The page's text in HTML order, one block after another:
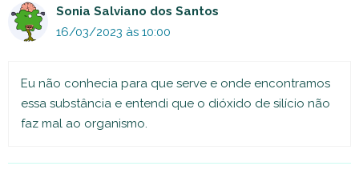
Sonia Salviano dos Santos
16/03/2023 às 10:00
Eu não conhecia para que serve e onde encontramos
essa substância e entendi que o dióxido de silício não
faz mal ao organismo.